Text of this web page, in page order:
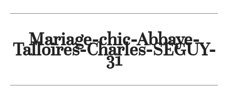
Mariage-chic-Abbaye-
Talloires-Charles-SEGUY-
31